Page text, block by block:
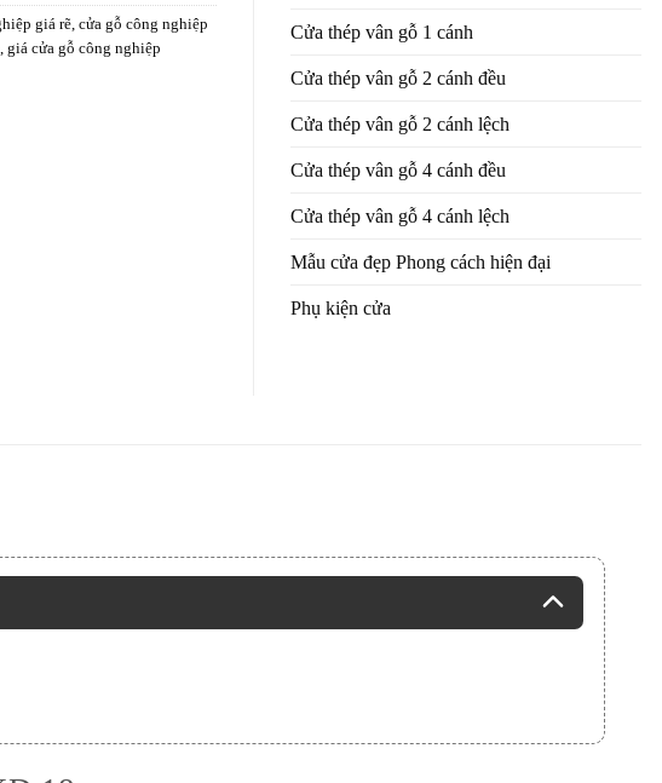
giá rẽ ,cửa gỗ công nghiệp
,giá cửa gỗ công nghiệp
Cửa thép vân gỗ 1 cánh
Cửa thép vân gỗ 2 cánh đều
Cửa thép vân gỗ 2 cánh lệch
Cửa thép vân gỗ 4 cánh đều
Cửa thép vân gỗ 4 cánh lệch
Mẫu cửa đẹp Phong cách hiện đại
Phụ kiện cửa